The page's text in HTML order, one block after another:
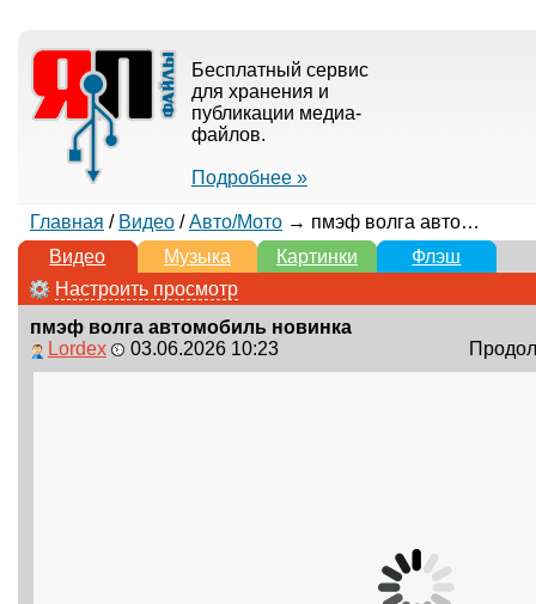
Бесплатный сервис
для хранения и
публикации медиа-
файлов.
Подробнее »
Главная / Видео/Авто/Мото→ пмэф волга автомобиль новинка
Видео
Музыка Картинки
Флэш
Настроить просмотр
пмэф волга автомобиль новинка
Lordex
03.06.2026 10:23